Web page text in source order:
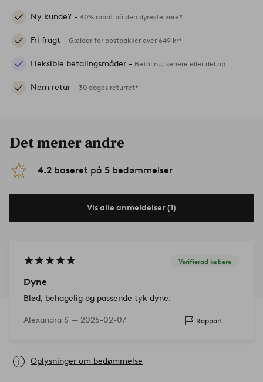
Ny kunde? - 40% rabat på den dyreste vare*
Fri fragt - Gælder for postpakker over 649 kr*
Fleksible betalingsmåder - Betal nu, senere eller del op
Nem retur - 30 dages returret*
Det mener andre
4.2 baseret på 5 bedømmelser
Vis alle anmeldelser (1)
Verifierad købere
Dyne
Blød, behagelig og passende tyk dyne.
Alexandra S — 2025-02-07 Rapport
Oplysninger om bedømmelse